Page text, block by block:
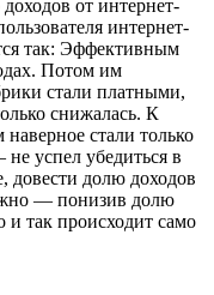
от интернет-
интернет-
так: Эффективным
Потом им
стали платными,
снижалась. К
наверное стали только
успел убедиться в
довести долю доходов
— понизив долю
и так происходит само